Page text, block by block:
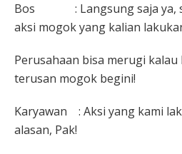
Bos : Langsung saja ya,
aksi mogok yang kalian
Perusahaan bisa merugi
terusan mogok begini!
Karyawan : Aksi yang kami
alasan, Pak!